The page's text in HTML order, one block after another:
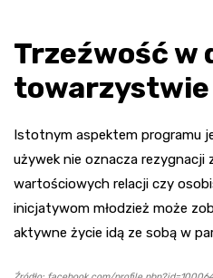
Trzeźwość w
towarzystwie
Istotnym aspektem programu
używek nie oznacza rezygnacji
wartościowych relacji czy
inicjatywom młodzież może
aktywne życie idą ze sobą w